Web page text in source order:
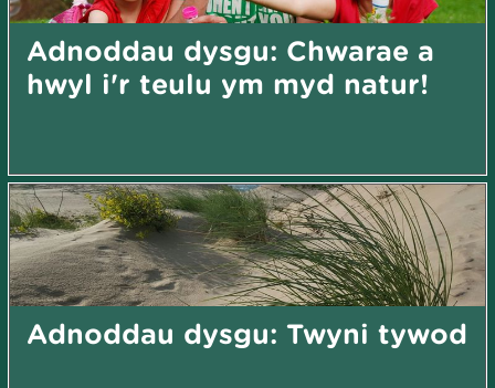
Adnoddau dysgu: Chwarae a
hwyl i'r teulu ym myd natur!
Adnoddau dysgu: Twyni tywod